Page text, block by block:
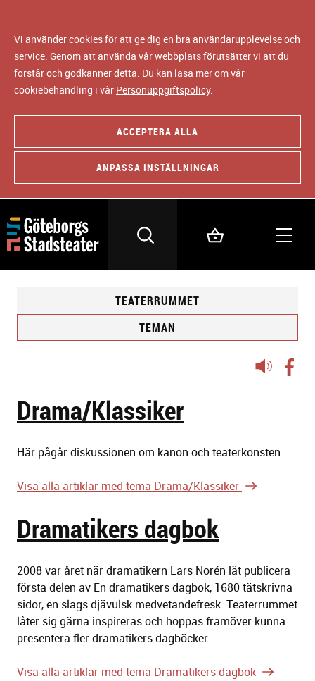
Vi använder cookies för att ge dig en bra användarupplevelse och
service. Genom att använda vår webbplats förutsätter vi att du
förstår och godkänner detta. Du kan läsa mer om vår
cookiebehandling i vår Personuppgiftspolicy.
ACCEPTERA ALLA
ANPASSA INSTÄLLNINGAR
TEATERRUMMET
TEMAN
Lyssna
Drama/Klassiker
Här pågår diskussionen om kanon och teaterkonsten...
Visa alla artiklar med tema Drama/Klassiker
Dramatikers dagbok
2008 var året när dramatikern Lars Norén lät publicera
första delen av En dramatikers dagbok, 1680 tätskrivna
sidor, en slags djävulsk medvetandefresk. Teaterrummet
låter sig gärna inspireras och hoppas framöver kunna
presentera fler dramatikers dagböcker...
Visa alla artiklar med tema Dramatikers dagbok